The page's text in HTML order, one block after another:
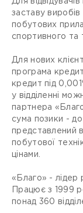
заставу виробів
побутових
спортивного та
Для нових
програма
кредит під
у відділенні
партнера
сума позики -
представлений
побутової
цінами.
«Благо» - лідер
Працює з 1999
понад 360